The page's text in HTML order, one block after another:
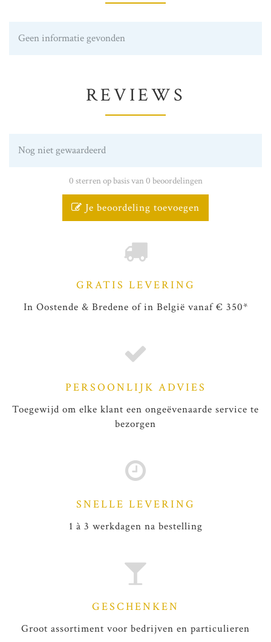
Geen informatie gevonden
REVIEWS
Nog niet gewaardeerd
0 sterren op basis van 0 beoordelingen
Je beoordeling toevoegen
GRATIS LEVERING
In Oostende & Bredene of in België vanaf € 350*
PERSOONLIJK ADVIES
Toegewijd om elke klant een ongeëvenaarde service te
bezorgen
SNELLE LEVERING
1 à 3 werkdagen na bestelling
GESCHENKEN
Groot assortiment voor bedrijven en particulieren